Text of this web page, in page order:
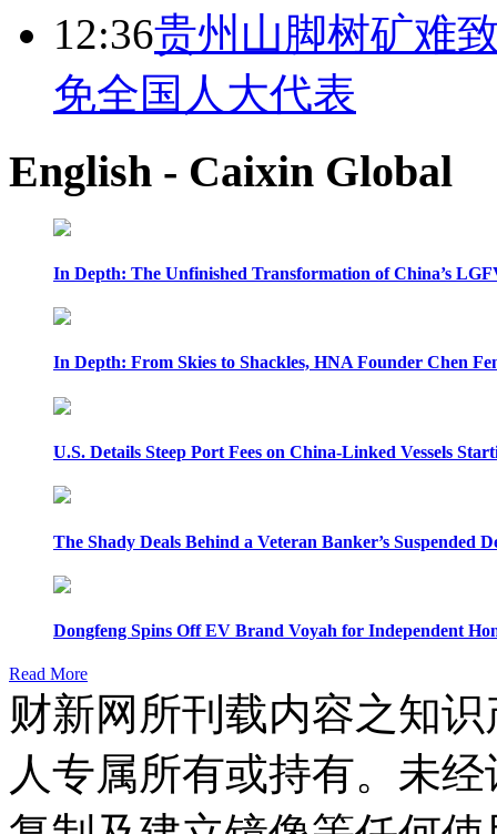
12:36贵州山脚树矿难
免全国人大代表
English - Caixin Global
In Depth: The Unfinished Transformation of China’s
In Depth: From Skies to Shackles, HNA Founder Chen
U.S. Details Steep Port Fees on China-Linked Vessels
The Shady Deals Behind a Veteran Banker’s Suspended
Dongfeng Spins Off EV Brand Voyah for Independent
Read More
财新网所刊载内容之知
人专属所有或持有。未